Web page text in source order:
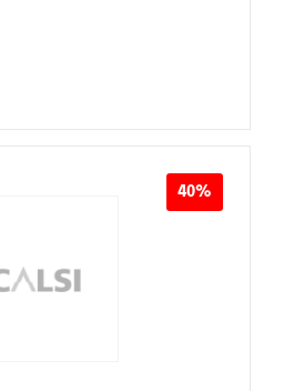
40%